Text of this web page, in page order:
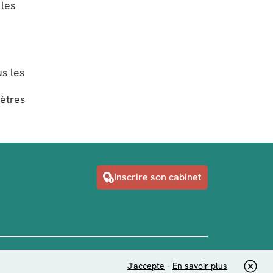
les
J'accepte - En savoir plus
Inscrire son cabinet